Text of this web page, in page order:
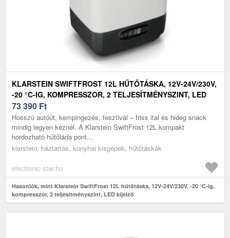
KLARSTEIN SWIFTFROST 12L HŰTŐTÁSKA, 12V-24V/230V,
-20 °C-IG, KOMPRESSZOR, 2 TELJESÍTMÉNYSZINT, LED
KIJELZŐ
73 390 Ft
Hosszú autóút, kempingezés, fesztivál – friss ital és hideg snack
mindig legyen kéznél. A Klarstein SwiftFrost 12L kompakt
hordozható hűtőláda pont...
klarstein, háztartás, konyhai kisgépek, hűtőtáskák
electronic-star.hu
Hasonlók, mint Klarstein SwiftFrost 12L hűtőtáska, 12V-24V/230V, -20 °C-ig,
kompresszor, 2 teljesítményszint, LED kijelző